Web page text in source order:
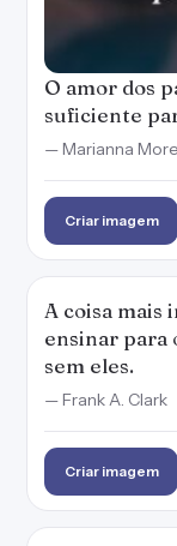
— Frank A. Clark
Criar imagem
Filhos
nos
Criar imagem